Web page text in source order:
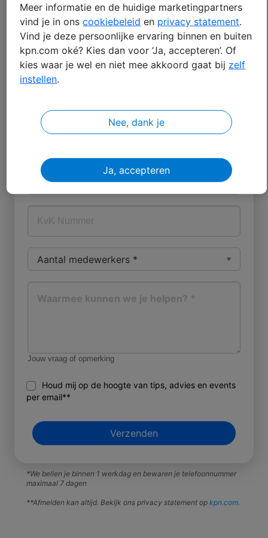
Jouw vraag of opmerking
Houd mij op de hoogte van tips, advies en events
per email**
*We bellen je binnen 1 werkdag en bewaren je telefoonnummer
maximaal 7 dagen
**Afmelden kan altijd. Bekijk ons privacy statement op kpn.com.
Meer informatie en de huidige marketingpartners
vind je in ons cookiebeleid en privacy statement.
Vind je deze persoonlijke ervaring binnen en buiten
kpn.com oké? Kies dan voor ‘Ja, accepteren’. Of
kies waar je wel en niet mee akkoord gaat bij zelf
instellen.
Nee, dank je
Ja, accepteren